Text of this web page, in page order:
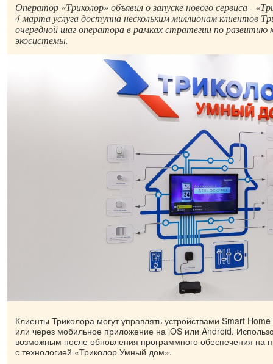
Оператор «Триколор» объявил о запуске нового сервиса -
4 марта услуга доступна нескольким миллионам клиентов
очередной шаг оператора в рамках стратегии по
экосистемы.
Клиенты Триколора могут управлять устройствами Smart
или через мобильное приложение на iOS или Android.
возможным после обновления программного обеспечения на
с технологией «Триколор Умный дом».